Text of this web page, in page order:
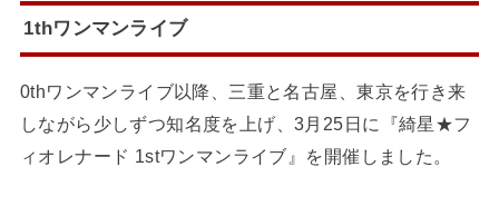
1thワンマンライブ
0thワンマンライブ以降、三重と名古屋、東京を行き来
しながら少しずつ知名度を上げ、3月25日に『綺星★フ
ィオレナード 1stワンマンライブ』を開催しました。